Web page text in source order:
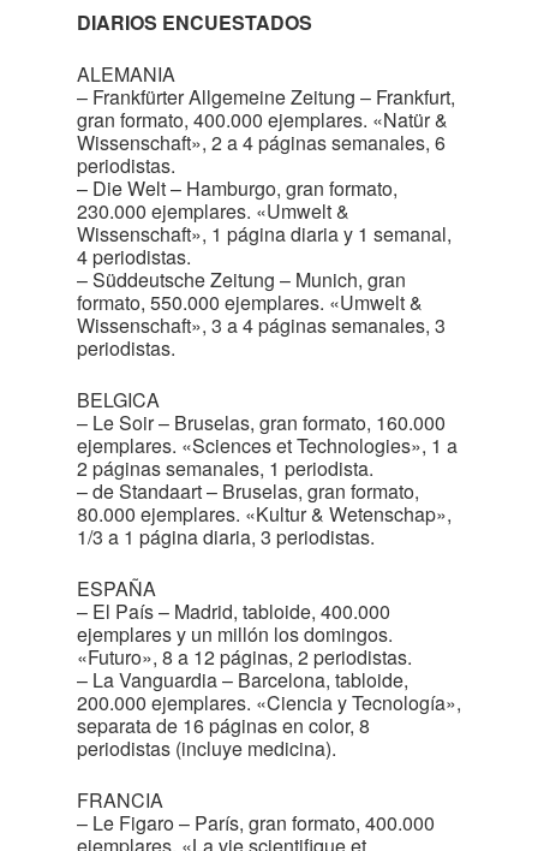
DIARIOS ENCUESTADOS
ALEMANIA
– Frankfürter Allgemeine Zeitung – Frankfurt,
gran formato, 400.000 ejemplares. «Natür &
Wissenschaft», 2 a 4 páginas semanales, 6
periodistas.
– Die Welt – Hamburgo, gran formato,
230.000 ejemplares. «Umwelt &
Wissenschaft», 1 página diaria y 1 semanal,
4 periodistas.
– Süddeutsche Zeitung – Munich, gran
formato, 550.000 ejemplares. «Umwelt &
Wissenschaft», 3 a 4 páginas semanales, 3
periodistas.
BELGICA
– Le Soir – Bruselas, gran formato, 160.000
ejemplares. «Sciences et Technologies», 1 a
2 páginas semanales, 1 periodista.
– de Standaart – Bruselas, gran formato,
80.000 ejemplares. «Kultur & Wetenschap»,
1/3 a 1 página diaria, 3 periodistas.
ESPAÑA
– El País – Madrid, tabloide, 400.000
ejemplares y un millón los domingos.
«Futuro», 8 a 12 páginas, 2 periodistas.
– La Vanguardia – Barcelona, tabloide,
200.000 ejemplares. «Ciencia y Tecnología»,
separata de 16 páginas en color, 8
periodistas (incluye medicina).
FRANCIA
– Le Figaro – París, gran formato, 400.000